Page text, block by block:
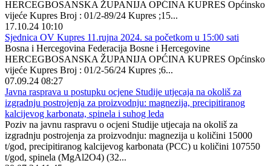
HERCEGBOSANSKA ŽUPANIJA OPĆINA KUPRES Općinsko
vijeće Kupres Broj : 01/2-89/24 Kupres ;15...
17.10.24 10:10
Sjednica OV Kupres 11.rujna 2024. sa početkom u 15:00 sati
Bosna i Hercegovina Federacija Bosne i Hercegovine
HERCEGBOSANSKA ŽUPANIJA OPĆINA KUPRES Općinsko
vijeće Kupres Broj : 01/2-56/24 Kupres ;6...
07.09.24 08:27
Javna rasprava u postupku ocjene Studije utjecaja na okoliš za
izgradnju postrojenja za proizvodnju: magnezija, precipitiranog
kalcijevog karbonata, spinela i suhog leda
Poziv na javnu raspravu o ocjeni Studije utjecaja na okoliš za
izgradnju postrojenja za proizvodnju: magnezija u količini 15000
t/god, precipitiranog kalcijevog karbonata (PCC) u količini 107550
t/god, spinela (MgAl2O4) (32...